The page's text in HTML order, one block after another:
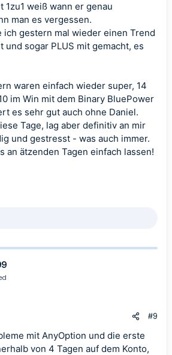
1zu1 weiß wann er genau
man es vergessen.
ich gestern mal wieder einen Trend
und sogar PLUS mit gemacht, es
waren einfach wieder super, 14
im Win mit dem Binary BluePower
es sehr gut auch ohne Daniel.
Tage, lag aber definitiv an mir
und gestresst - was auch immer.
an ätzenden Tagen einfach lassen!
#9
mit AnyOption und die erste
von 4 Tagen auf dem Konto,